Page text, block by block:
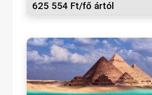
625 554 Ft/fő ártól